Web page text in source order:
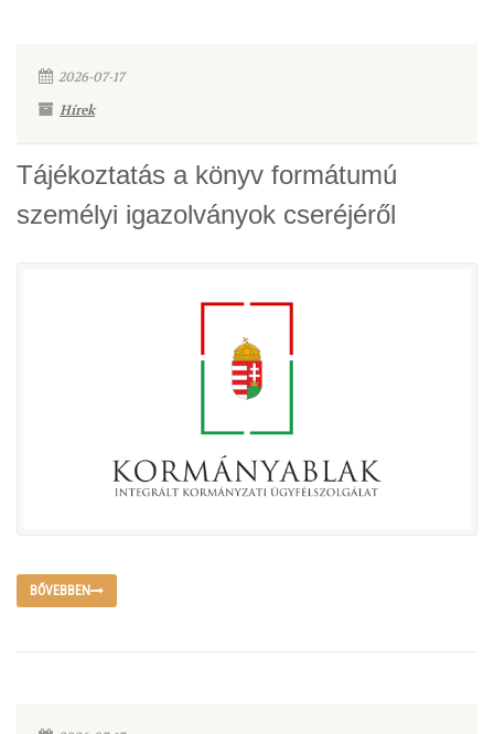
2026-07-17
Hírek
Tájékoztatás a könyv formátumú
személyi igazolványok cseréjéről
BŐVEBBEN